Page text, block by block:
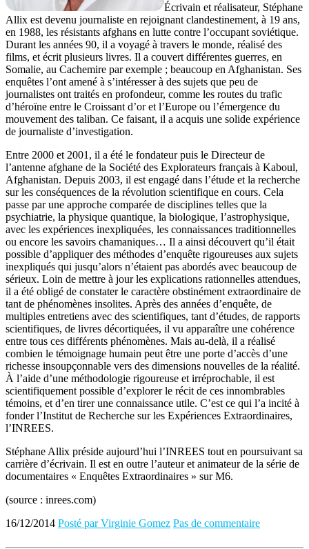
Écrivain et réalisateur, Stéphane
Allix est devenu journaliste en rejoignant clandestinement, à 19 ans,
en 1988, les résistants afghans en lutte contre l’occupant soviétique.
Durant les années 90, il a voyagé à travers le monde, réalisé des
films, et écrit plusieurs livres. Il a couvert différentes guerres, en
Somalie, au Cachemire par exemple ; beaucoup en Afghanistan. Ses
enquêtes l’ont amené à s’intéresser à des sujets que peu de
journalistes ont traités en profondeur, comme les routes du trafic
d’héroïne entre le Croissant d’or et l’Europe ou l’émergence du
mouvement des taliban. Ce faisant, il a acquis une solide expérience
de journaliste d’investigation.
Entre 2000 et 2001, il a été le fondateur puis le Directeur de
l’antenne afghane de la Société des Explorateurs français à Kaboul,
Afghanistan. Depuis 2003, il est engagé dans l’étude et la recherche
sur les conséquences de la révolution scientifique en cours. Cela
passe par une approche comparée de disciplines telles que la
psychiatrie, la physique quantique, la biologique, l’astrophysique,
avec les expériences inexpliquées, les connaissances traditionnelles
ou encore les savoirs chamaniques… Il a ainsi découvert qu’il était
possible d’appliquer des méthodes d’enquête rigoureuses aux sujets
inexpliqués qui jusqu’alors n’étaient pas abordés avec beaucoup de
sérieux. Loin de mettre à jour les explications rationnelles attendues,
il a été obligé de constater le caractère obstinément extraordinaire de
tant de phénomènes insolites. Après des années d’enquête, de
multiples entretiens avec des scientifiques, tant d’études, de rapports
scientifiques, de livres décortiquées, il vu apparaître une cohérence
entre tous ces différents phénomènes. Mais au-delà, il a réalisé
combien le témoignage humain peut être une porte d’accès d’une
richesse insoupçonnable vers des dimensions nouvelles de la réalité.
À l’aide d’une méthodologie rigoureuse et irréprochable, il est
scientifiquement possible d’explorer le récit de ces innombrables
témoins, et d’en tirer une connaissance utile. C’est ce qui l’a incité à
fonder l’Institut de Recherche sur les Expériences Extraordinaires,
l’INREES.
Stéphane Allix préside aujourd’hui l’INREES tout en poursuivant sa
carrière d’écrivain. Il est en outre l’auteur et animateur de la série de
documentaires « Enquêtes Extraordinaires » sur M6.
(source : inrees.com)
16/12/2014 Posté par Virginie Gomez Pas de commentaire